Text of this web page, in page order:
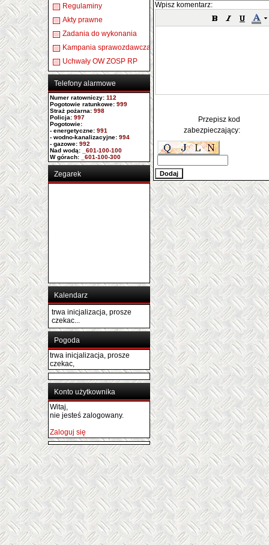
Regulaminy
Akty prawne
Zadania do wykonania
Kampania sprawozdawcza
Uchwały OW ZOSP RP
Telefony alarmowe
Numer ratowniczy: 112
Pogotowie ratunkowe: 999
Straż pożarna: 998
Policja: 997
Pogotowie:
- energetyczne: 991
- wodno-kanalizacyjne: 994
- gazowe: 992
Nad wodą: _601-100-100
W górach: _601-100-300
Zegarek
Kalendarz
trwa inicjalizacja, prosze
czekac...
Pogoda
trwa inicjalizacja, prosze
czekac,
Konto użytkownika
Witaj,
nie jesteś zalogowany.
Zaloguj się
Wpisz komentarz:
Przepisz kod
zabezpieczający: